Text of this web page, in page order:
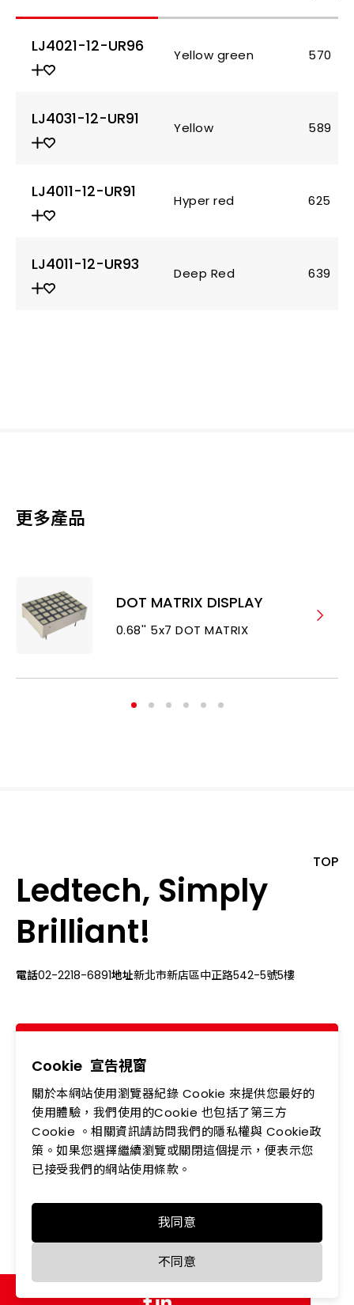
LJ4021-12-UR96 Yellow green 570
LJ4031-12-UR91 Yellow 589
LJ4011-12-UR91 Hyper red 625
LJ4011-12-UR93 Deep Red 639
更多產品
DOT MATRIX DISPLAY
0.68'' 5x7 DOT MATRIX
Ledtech, Simply
Brilliant!
電話02-2218-6891地址新北市新店區中正路542-5號5樓
TOP
關於我們
最新消息
產品專區
投資人專區
企業永續
會員中心
聯絡我們
人力資源
隱私權政策
Copyright © LEDTECH. All rights reserved. Designed by
Cookie 宣告視窗
關於本網站使用瀏覽器紀錄 Cookie 來提供您最好的
使用體驗，我們使用的Cookie 也包括了第三方
Cookie 。相關資訊請訪問我們的隱私權與 Cookie政
策。如果您選擇繼續瀏覽或關閉這個提示，便表示您
已接受我們的網站使用條款。
我同意
不同意